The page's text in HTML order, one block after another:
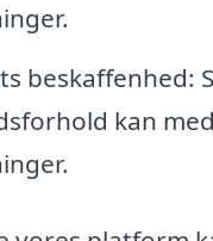
beskaffenhed:
kan